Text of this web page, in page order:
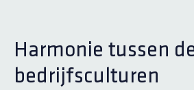
Harmonie tussen
bedrijfsculturen